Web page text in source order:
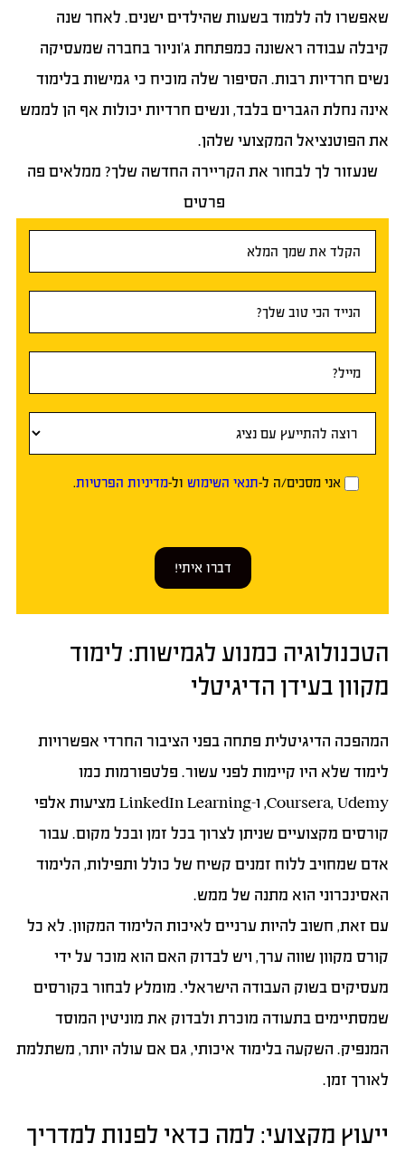
שאפשרו לה ללמוד בשעות שהילדים ישנים. לאחר שנה
קיבלה עבודה ראשונה כמפתחת ג’וניור בחברה שמעסיקה
נשים חרדיות רבות. הסיפור שלה מוכיח כי גמישות בלימוד
אינה נחלת הגברים בלבד, ונשים חרדיות יכולות אף הן לממש
את הפוטנציאל המקצועי שלהן.
שנעזור לך לבחור את הקריירה החדשה שלך? ממלאים פה
פרטים
ראשי
אני מסכים/ה ל-תנאי השימוש ול-מדיניות הפרטיות.
דברו איתי!
הטכנולוגיה כמנוע לגמישות: לימוד
מקוון בעידן הדיגיטלי
המהפכה הדיגיטלית פתחה בפני הציבור החרדי אפשרויות
לימוד שלא היו קיימות לפני עשור. פלטפורמות כמו
Coursera, Udemy, ו-LinkedIn Learning מציעות אלפי
קורסים מקצועיים שניתן לצרוך בכל זמן ובכל מקום. עבור
אדם שמחויב ללוח זמנים קשיח של כולל ותפילות, הלימוד
האסינכרוני הוא מתנה של ממש.
עם זאת, חשוב להיות ערניים לאיכות הלימוד המקוון. לא כל
קורס מקוון שווה ערך, ויש לבדוק האם הוא מוכר על ידי
מעסיקים בשוק העבודה הישראלי. מומלץ לבחור בקורסים
שמסתיימים בתעודה מוכרת ולבדוק את מוניטין המוסד
המנפיק. השקעה בלימוד איכותי, גם אם עולה יותר, משתלמת
לאורך זמן.
ייעוץ מקצועי: למה כדאי לפנות למדריך